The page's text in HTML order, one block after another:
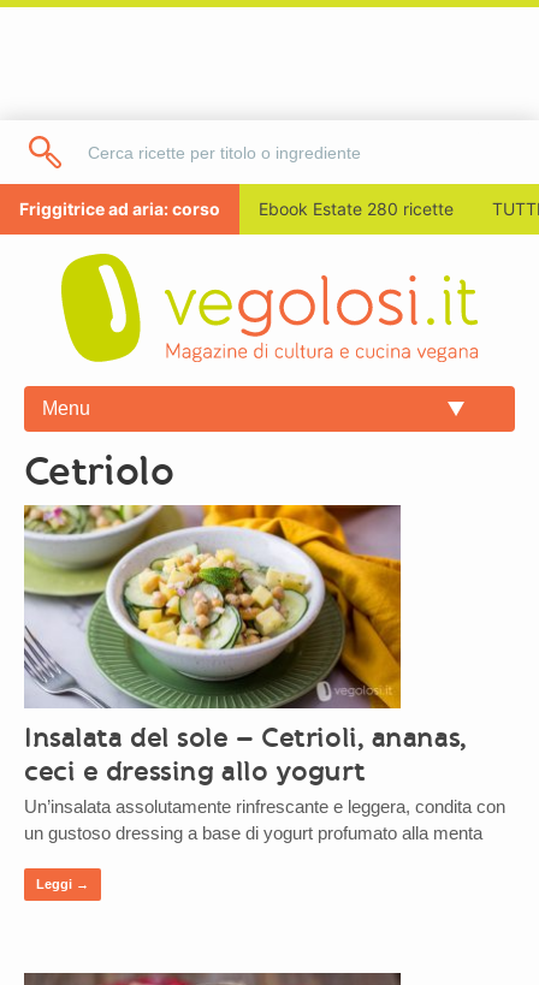
Friggitrice ad aria: corso Ebook Estate 280 ricette
Menu
cetriolo
Insalata del sole – Cetrioli, ananas,
ceci e dressing allo yogurt
Un’insalata assolutamente rinfrescante e leggera, condita con
un gustoso dressing a base di yogurt profumato alla menta
Leggi →